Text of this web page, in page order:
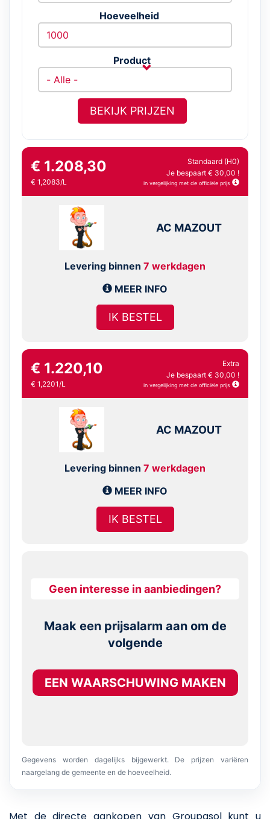
Hoeveelheid
Product
BEKIJK PRIJZEN
€ 1.208,30
€ 1,2083/L
Standaard (H0)
Je bespaart € 30,00 !
in vergelijking met de officiële prijs
AC MAZOUT
Levering binnen 7 werkdagen
MEER INFO
IK BESTEL
€ 1.220,10
€ 1,2201/L
Extra
Je bespaart € 30,00 !
in vergelijking met de officiële prijs
AC MAZOUT
Levering binnen 7 werkdagen
MEER INFO
IK BESTEL
Geen interesse in aanbiedingen?
Maak een prijsalarm aan om de
volgende
EEN WAARSCHUWING MAKEN
Gegevens worden dagelijks bijgewerkt. De prijzen variëren
naargelang de gemeente en de hoeveelheid.
Met de directe aankopen van Groupasol kunt u